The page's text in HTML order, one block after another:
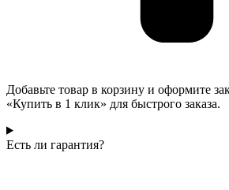
Добавьте товар в корзину и оформите
«Купить в 1 клик» для быстрого заказа.
Есть ли гарантия?